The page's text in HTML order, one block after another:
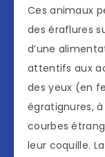
Ces animaux
des éraflures
d’une
attentifs aux
des yeux (en
égratignures,
courbes
leur coquille.